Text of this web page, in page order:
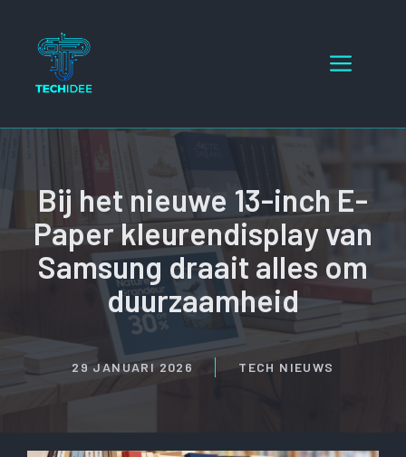
inhoud
Menu
Bij het nieuwe 13-inch E-
Paper kleurendisplay van
Samsung draait alles om
duurzaamheid
29 JANUARI 2026 TECH NIEUWS